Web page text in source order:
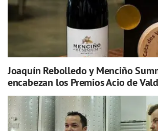
Joaquín Rebolledo y Menciño
encabezan los Premios Acio de